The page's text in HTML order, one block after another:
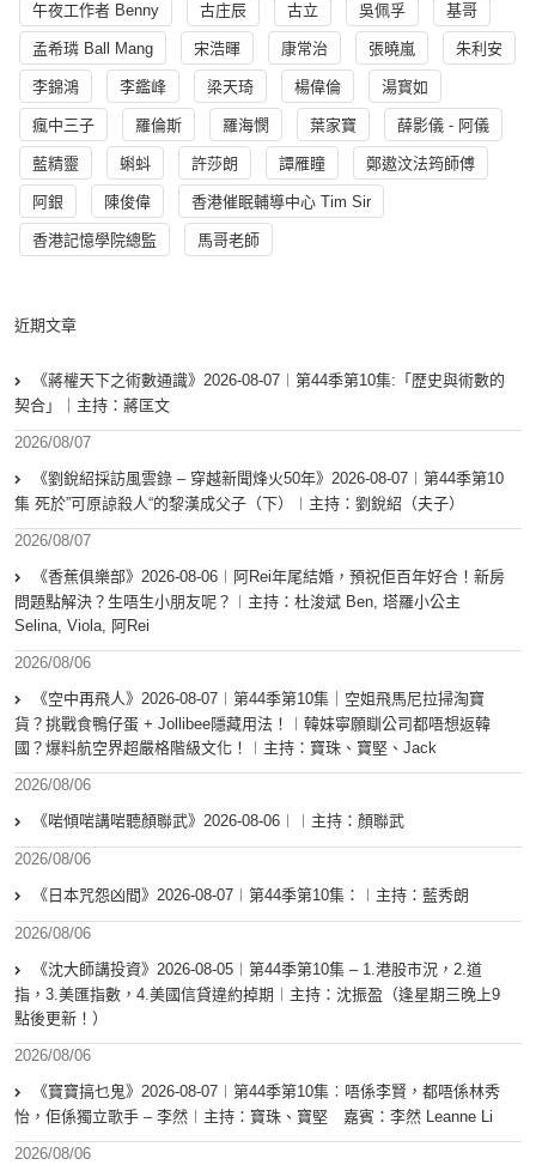
午夜工作者 Benny 古庄辰 古立 吳佩孚 基哥
孟希璘 Ball Mang 宋浩暉 康常治 張曉嵐 朱利安
李錦鴻 李鑑峰 梁天琦 楊偉倫 湯寳如
瘋中三子 羅倫斯 羅海憫 葉家寶 薛影儀 - 阿儀
藍精靈 蝌蚪 許莎朗 譚雁瞳 鄭遨汶法筠師傅
阿銀 陳俊偉 香港催眠輔導中心 Tim Sir
香港記憶學院總監 馬哥老師
近期文章
《蔣權天下之術數通識》2026-08-07︱第44季第10集:「歴史與術數的
契合」｜主持：蔣匡文
2026/08/07
《劉銳紹採訪風雲錄 – 穿越新聞烽火50年》2026-08-07︱第44季第10
集 死於”可原諒殺人“的黎漢成父子（下）︱主持：劉銳紹（夫子）
2026/08/07
《香蕉俱樂部》2026-08-06︱阿Rei年尾結婚，預祝佢百年好合！新房
問題點解決？生唔生小朋友呢？︱主持：杜浚斌 Ben, 塔羅小公主
Selina, Viola, 阿Rei
2026/08/06
《空中再飛人》2026-08-07︱第44季第10集｜空姐飛馬尼拉掃淘寶
貨？挑戰食鴨仔蛋 + Jollibee隱藏用法！︱韓妹寧願瞓公司都唔想返韓
國？爆料航空界超嚴格階級文化！︱主持：寶珠、寶堅、Jack
2026/08/06
《啱傾啱講啱聽顏聯武》2026-08-06︱︱主持：顏聯武
2026/08/06
《日本咒怨凶間》2026-08-07︱第44季第10集：︱主持：藍秀朗
2026/08/06
《沈大師講投資》2026-08-05︱第44季第10集 – 1.港股市況，2.道
指，3.美匯指數，4.美國信貸違約掉期︱主持：沈振盈（逢星期三晚上9
點後更新！）
2026/08/06
《寶寶搞乜鬼》2026-08-07︱第44季第10集︰唔係李賢，都唔係林秀
怡，佢係獨立歌手 – 李然︱主持：寶珠、寶堅 嘉賓：李然 Leanne Li
2026/08/06